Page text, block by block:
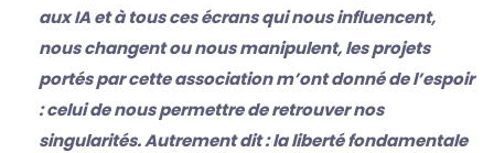
aux IA et à tous ces écrans qui nous influencent,
nous changent ou nous manipulent, les projets
portés par cette association m’ont donné de l’espoir
: celui de nous permettre de retrouver nos
singularités. Autrement dit : la liberté fondamentale